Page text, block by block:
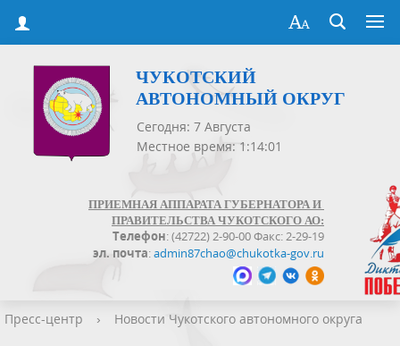
ЧУКОТСКИЙ
АВТОНОМНЫЙ ОКРУГ
Сегодня: 7 Августа
Местное время: 1:14:01
ПРИЕМНАЯ АППАРАТА ГУБЕРНАТОРА И
ПРАВИТЕЛЬСТВА ЧУКОТСКОГО АО:
Телефон: (42722) 2-90-00 Факс: 2-29-19
эл. почта:admin87chao@chukotka-gov.ru
Пресс-центр › Новости Чукотского автономного округа